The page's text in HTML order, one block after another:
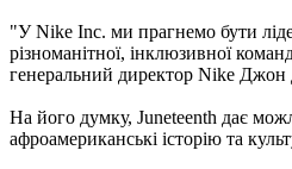
"У Nike Inc. ми прагнемо бути
різноманітної, інклюзивної
генеральний директор Nike
На його думку, Juneteenth дає
афроамериканські історію та